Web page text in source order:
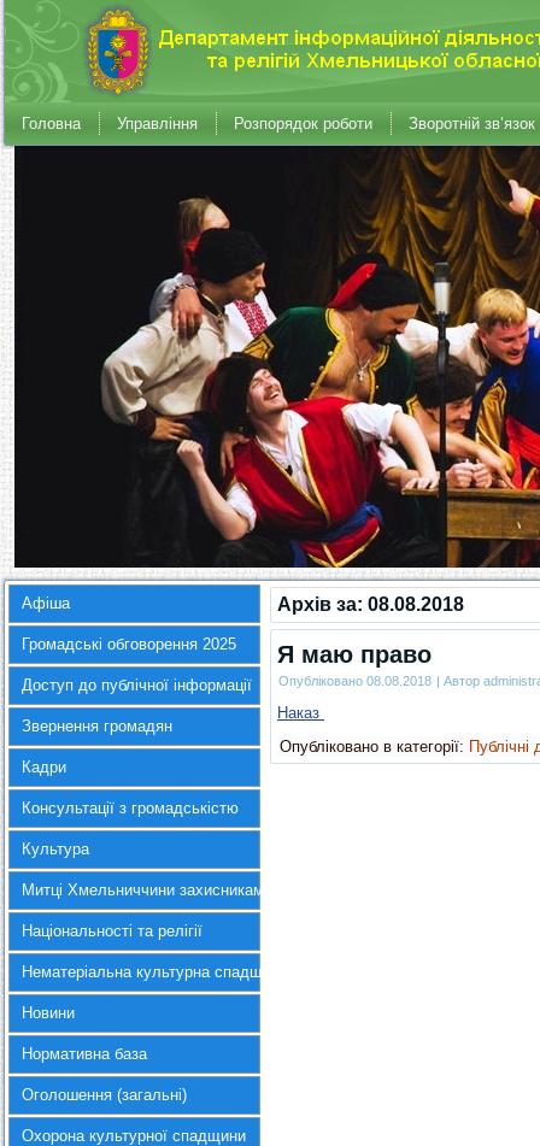
Головна Управління Розпорядок роботи Зворотній зв’язок
Афіша
Громадські обговорення 2025
Доступ до публічної інформації
Звернення громадян
Кадри
Консультації з громадськістю
Культура
Митці Хмельниччини захисникам України
Національності та релігії
Нематеріальна культурна спадщина
Новини
Нормативна база
Оголошення (загальні)
Охорона культурної спадщини
Архів за: 08.08.2018
Я маю право
Опубліковано 08.08.2018 | Автор
Наказ
Опубліковано в категорії: Публічні